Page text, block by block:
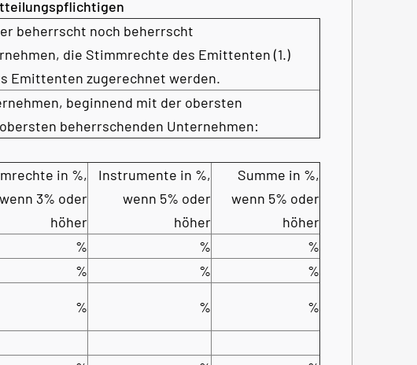
beherrscht noch beherrscht
die Stimmrechte des Emittenten (1.)
Emittenten zugerechnet werden.
beginnend mit der obersten
beherrschenden Unternehmen:
in %,
wenn 3% oder
höher
Instrumente in %,
wenn 5% oder
höher
Summe in %,
wenn 5% oder
höher
% %
%
% %
%
% % %